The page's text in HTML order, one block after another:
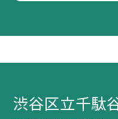
渋谷区立千駄